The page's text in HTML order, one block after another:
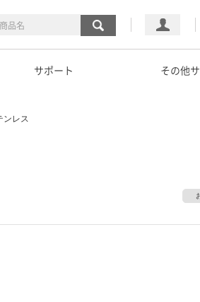
マイページ
カート
サポート その他
ンレス